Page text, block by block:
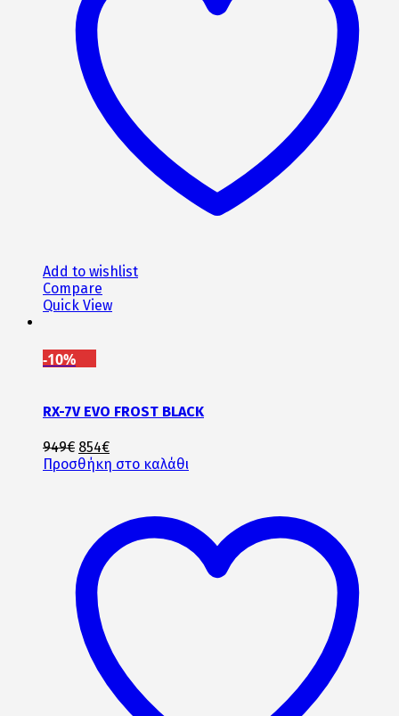
Add to wishlist
Compare
Quick View
-10%
RX-7V EVO FROST BLACK
949€ Original
price
854€Η
τρέχουσα
854€.
Προσθήκη στο καλάθι